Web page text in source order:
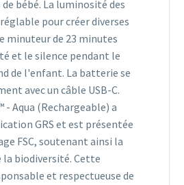
bébé. La luminosité des
pour créer diverses
minuteur de 23 minutes
et le silence pendant le
de l'enfant. La batterie se
avec un câble USB-C.
Aqua (Rechargeable) a
GRS et est présentée
FSC, soutenant ainsi la
la biodiversité. Cette
et respectueuse de